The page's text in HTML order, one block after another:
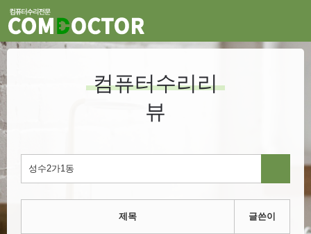
컴퓨터수리리
뷰
제목 글쓴이